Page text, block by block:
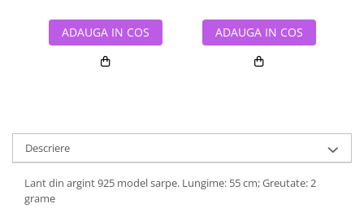
ADAUGA IN COS ADAUGA IN COS
Descriere
Lant din argint 925 model sarpe. Lungime: 55 cm; Greutate: 2
grame